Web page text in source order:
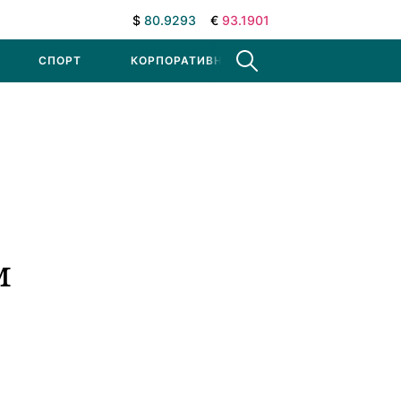
$ 80.9293 € 93.1901
СПОРТ КОРПОРАТИВНЫЕ НОВОСТИ